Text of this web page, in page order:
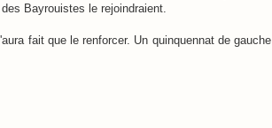
Bayrouistes le rejoindraient.
fait que le renforcer. Un quinquennat de gauche